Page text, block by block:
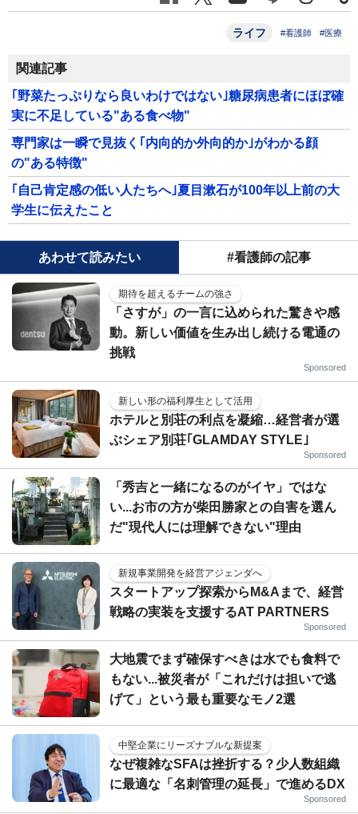
ライフ #看護師 #医療
関連記事
｢野菜たっぷりなら良いわけではない｣糖尿病患者にほぼ確
実に不足している"ある食べ物"
専門家は一瞬で見抜く｢内向的か外向的か｣がわかる顔
の"ある特徴"
｢自己肯定感の低い人たちへ｣夏目漱石が100年以上前の大
学生に伝えたこと
あわせて読みたい #看護師の記事
期待を超えるチームの強さ
「さすが」の一言に込められた驚きや感
動。新しい価値を生み出し続ける電通の
挑戦
Sponsored
新しい形の福利厚生として活用
ホテルと別荘の利点を凝縮…経営者が選
ぶシェア別荘｢GLAMDAY STYLE｣
Sponsored
「秀吉と一緒になるのがイヤ」ではな
い...お市の方が柴田勝家との自害を選ん
だ"現代人には理解できない"理由
新規事業開発を経営アジェンダへ
スタートアップ探索からM&Aまで、経営
戦略の実装を支援するAT PARTNERS
Sponsored
大地震でまず確保すべきは水でも食料で
もない...被災者が「これだけは担いで逃
げて」という最も重要なモノ2選
中堅企業にリーズナブルな新提案
なぜ複雑なSFAは挫折する？少人数組織
に最適な「名刺管理の延長」で進めるDX
Sponsored